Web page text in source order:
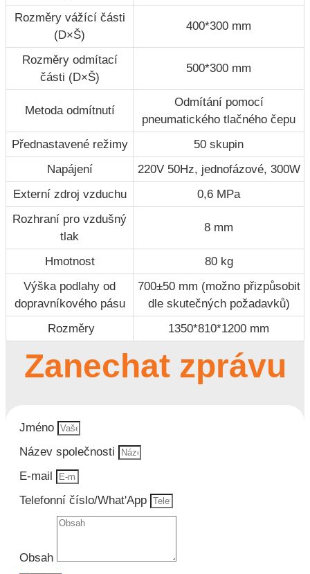
Rozměry vážící části
(D×Š)
400*300 mm
Rozměry odmítací
části (D×Š)
500*300 mm
Metoda odmítnutí
Odmítání pomocí
pneumatického tlačného čepu
Přednastavené režimy
50 skupin
Napájení
220V 50Hz, jednofázové, 300W
Externí zdroj vzduchu
0,6 MPa
Rozhraní pro vzdušný
tlak
8 mm
Hmotnost
80 kg
Výška podlahy od
dopravníkového pásu
700±50 mm (možno přizpůsobit
dle skutečných požadavků)
Rozměry
1350*810*1200 mm
Zanechat zprávu
Jméno
Název společnosti
E-mail
Telefonní číslo/What'App
Obsah